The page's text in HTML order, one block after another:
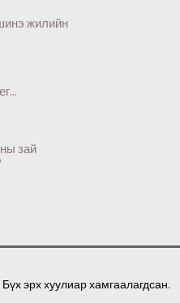
жилийн
зай
эрх хуулиар хамгаалагдсан.